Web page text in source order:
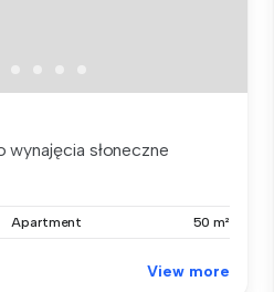
słoneczne
Apartment 50 m²
View more